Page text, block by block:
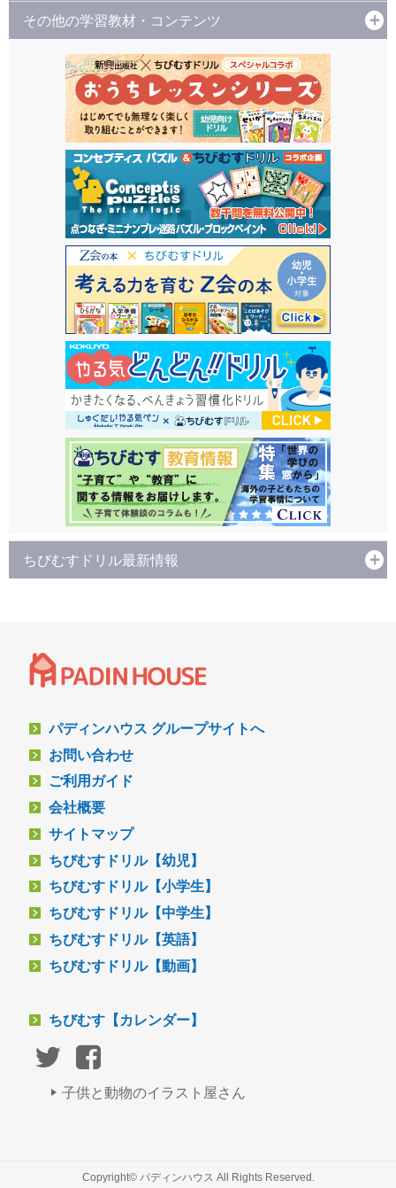
その他の学習教材・コンテンツ
ちびむすドリル最新情報
パディンハウス グループサイトへ
お問い合わせ
ご利用ガイド
会社概要
サイトマップ
ちびむすドリル【幼児】
ちびむすドリル【小学生】
ちびむすドリル【中学生】
ちびむすドリル【英語】
ちびむすドリル【動画】
ちびむす【カレンダー】
子供と動物のイラスト屋さん
Copyright© パディンハウス All Rights Reserved.